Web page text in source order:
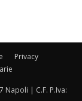
Privacy
Napoli | C.F. P.Iva: